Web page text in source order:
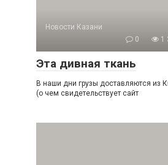
Новости Казани
0
1
Эта дивная ткань
В наши дни грузы доставляются из
(о чем свидетельствует сайт